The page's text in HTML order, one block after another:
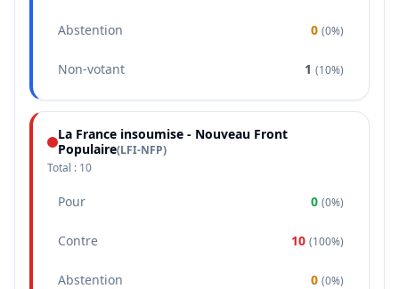
Abstention 0 (0%)
Non-votant 1 (10%)
La France insoumise - Nouveau Front
Populaire(LFI-NFP)
Total : 10
Pour 0 (0%)
Contre 10 (100%)
Abstention 0 (0%)